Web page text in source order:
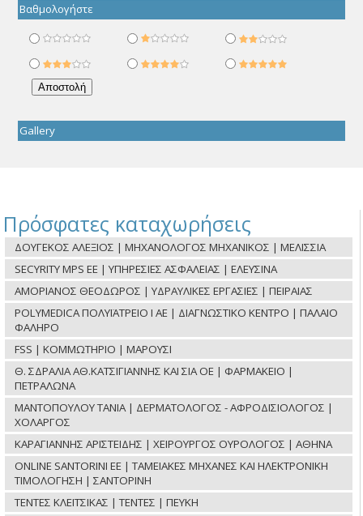
Βαθμολογήστε
Gallery
Πρόσφατες καταχωρήσεις
ΔΟΥΓΕΚΟΣ ΑΛΕΞΙΟΣ | ΜΗΧΑΝΟΛΟΓΟΣ ΜΗΧΑΝΙΚΟΣ | ΜΕΛΙΣΣΙΑ
SECYRITY MPS ΕΕ | ΥΠΗΡΕΣΙΕΣ ΑΣΦΑΛΕΙΑΣ | ΕΛΕΥΣΙΝΑ
ΑΜΟΡΙΑΝΟΣ ΘΕΟΔΩΡΟΣ | ΥΔΡΑΥΛΙΚΕΣ ΕΡΓΑΣΙΕΣ | ΠΕΙΡΑΙΑΣ
POLYMEDICA ΠΟΛΥΪΑΤΡΕΙΟ Ι ΑΕ | ΔΙΑΓΝΩΣΤΙΚΟ ΚΕΝΤΡΟ | ΠΑΛΑΙΟ
ΦΑΛΗΡΟ
FSS | ΚΟΜΜΩΤΗΡΙΟ | ΜΑΡΟΥΣΙ
Θ. ΣΔΡΑΛΙΑ ΑΘ.ΚΑΤΣΙΓΙΑΝΝΗΣ ΚΑΙ ΣΙΑ ΟΕ | ΦΑΡΜΑΚΕΙΟ |
ΠΕΤΡΑΛΩΝΑ
ΜΑΝΤΟΠΟΥΛΟΥ ΤΑΝΙΑ | ΔΕΡΜΑΤΟΛΟΓΟΣ - ΑΦΡΟΔΙΣΙΟΛΟΓΟΣ |
ΧΟΛΑΡΓΟΣ
ΚΑΡΑΓΙΑΝΝΗΣ ΑΡΙΣΤΕΙΔΗΣ | ΧΕΙΡΟΥΡΓΟΣ ΟΥΡΟΛΟΓΟΣ | ΑΘΗΝΑ
ONLINE SANTORINI ΕΕ | ΤΑΜΕΙΑΚΕΣ ΜΗΧΑΝΕΣ ΚΑΙ ΗΛΕΚΤΡΟΝΙΚΗ
ΤΙΜΟΛΟΓΗΣΗ | ΣΑΝΤΟΡΙΝΗ
ΤΕΝΤΕΣ ΚΛΕΙΤΣΙΚΑΣ | ΤΕΝΤΕΣ | ΠΕΥΚΗ